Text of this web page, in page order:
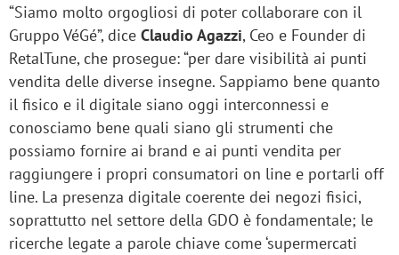
“Siamo molto orgogliosi di poter collaborare con il
Gruppo VéGé”, dice Claudio Agazzi, Ceo e Founder di
RetalTune, che prosegue: “per dare visibilità ai punti
vendita delle diverse insegne. Sappiamo bene quanto
il fisico e il digitale siano oggi interconnessi e
conosciamo bene quali siano gli strumenti che
possiamo fornire ai brand e ai punti vendita per
raggiungere i propri consumatori on line e portarli off
line. La presenza digitale coerente dei negozi fisici,
soprattutto nel settore della GDO è fondamentale; le
ricerche legate a parole chiave come ‘supermercati